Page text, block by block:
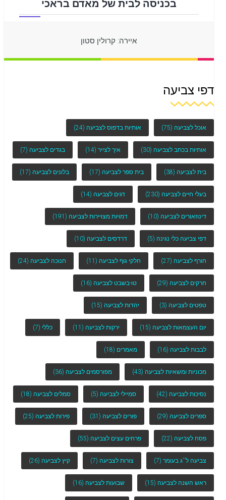
בכניסה לבית של מאדם בראכי
איירה: קרולין סטון
דפי צביעה
אוכל לצביעה (75) אותיות בדפוס לצביעה (24)
אותיות בכתב לצביעה (30) איך לצייר (14) בגדים לצביעה (7)
בית לצביעה (38) בית ספר לצביעה (17) בלונים לצביעה (17)
בעלי חיים לצביעה (230) דגים לצביעה (14)
דינוזאורים לצביעה (10) דמויות מצויירות לצביעה (191)
דפי צביעה כלי נגינה (5) דרדסים לצביעה (10)
חורף לצביעה (27) חלקי גוף לצביעה (11) חנוכה לצביעה (24)
חרקים לצביעה (29) טו-בשבט לצביעה (16)
טפטים לצביעה (3) יהדות לצביעה (15)
יום העצמאות לצביעה (15) ירקות לצביעה (11) כללי (7)
לבבות לצביעה (16) מאמרים (18)
מכוניות ומשאיות לצביעה (43) מפורסמים לצביעה (36)
נסיכות לצביעה (42) סמיילי לצביעה (5) סמלים לצביעה (18)
ספרים לצביעה (29) פורים לצביעה (31) פירות לצביעה (25)
פסח לצביעה (22) פרחים עצים לצביעה (55)
צביעה ל''ג בעומר (7) צורות לצביעה (7) קיץ לצביעה (26)
ראש השנה לצביעה (15) שבועות לצביעה (16)